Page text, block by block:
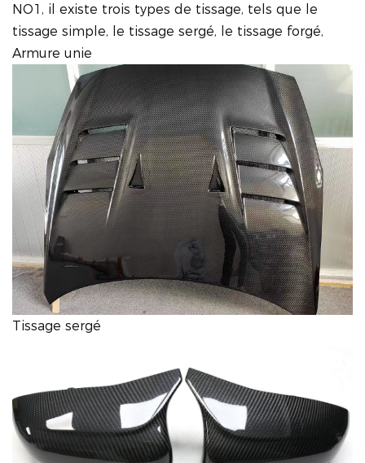
NO1, il existe trois types de tissage, tels que le
tissage simple, le tissage sergé, le tissage forgé,
Armure unie
Tissage sergé